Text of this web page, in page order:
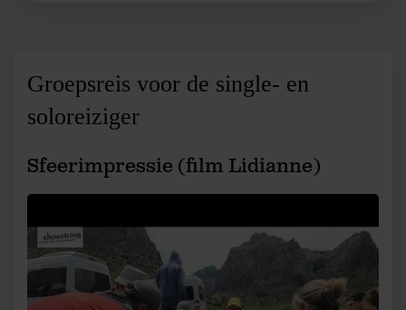
Groepsreis voor de single- en
soloreiziger
Sfeerimpressie (film Lidianne)